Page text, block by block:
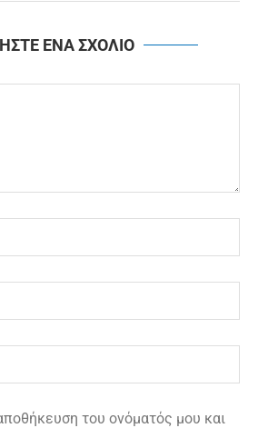
ΕΝΑ ΣΧΟΛΙΟ
του ονόματός μου και